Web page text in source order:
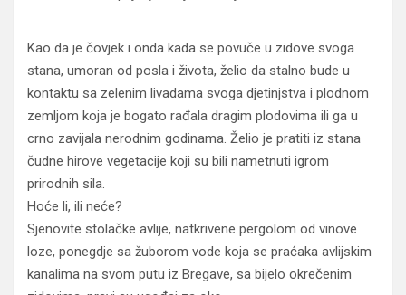
Kao da je čovjek i onda kada se povuče u zidove svoga
stana, umoran od posla i života, želio da stalno bude u
kontaktu sa zelenim livadama svoga djetinjstva i plodnom
zemljom koja je bogato rađala dragim plodovima ili ga u
crno zavijala nerodnim godinama. Želio je pratiti iz stana
čudne hirove vegetacije koji su bili nametnuti igrom
prirodnih sila.
Hoće li, ili neće?
Sjenovite stolačke avlije, natkrivene pergolom od vinove
loze, ponegdje sa žuborom vode koja se praćaka avlijskim
kanalima na svom putu iz Bregave, sa bijelo okrečenim